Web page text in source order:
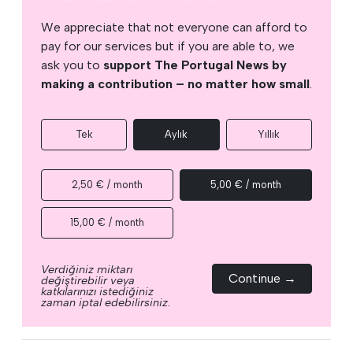
We appreciate that not everyone can afford to
pay for our services but if you are able to, we
ask you to support The Portugal News by
making a contribution – no matter how small
Tek Aylık Yıllık
2,50 € / month 5,00 € / month
15,00 € / month
Verdiğiniz miktarı
değiştirebilir veya
katkılarınızı istediğiniz
zaman iptal edebilirsiniz.
Continue →